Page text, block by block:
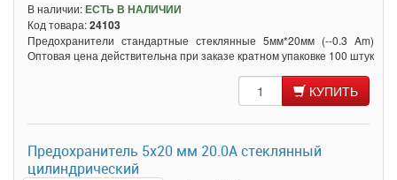
В наличии:ЕСТЬ В НАЛИЧИИ
Код товара:24103
Предохранители стандартные стеклянные 5мм*20мм (--0.3 Am)
Оптовая цена действительна при заказе кратном упаковке 100 штук
КУПИТЬ
Предохранитель 5x20 мм 20.0A стеклянный
цилиндрический